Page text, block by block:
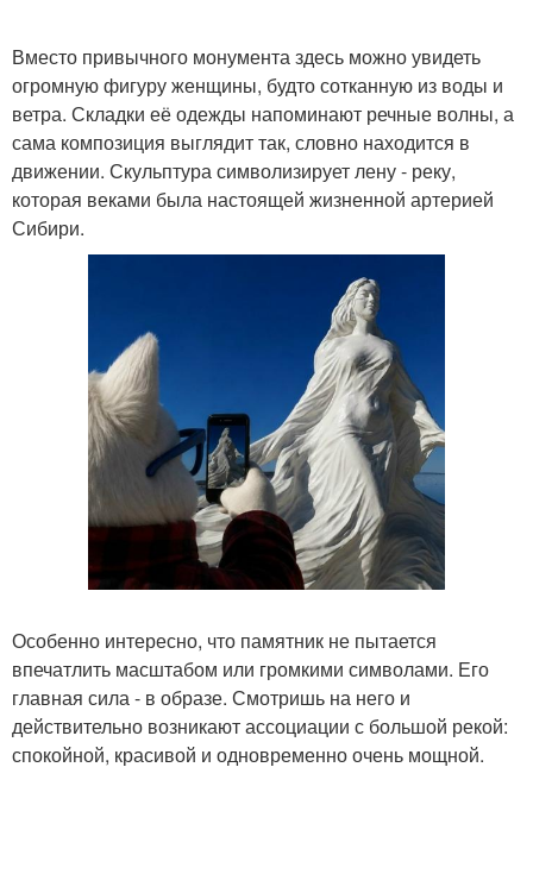
Вместо привычного монумента здесь можно увидеть
огромную фигуру женщины, будто сотканную из воды и
ветра. Складки её одежды напоминают речные волны, а
сама композиция выглядит так, словно находится в
движении. Скульптура символизирует лену - реку,
которая веками была настоящей жизненной артерией
Сибири.
Особенно интересно, что памятник не пытается
впечатлить масштабом или громкими символами. Его
главная сила - в образе. Смотришь на него и
действительно возникают ассоциации с большой рекой:
спокойной, красивой и одновременно очень мощной.